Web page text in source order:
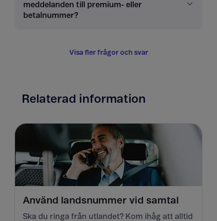
meddelanden till premium- eller
betalnummer?
Visa fler frågor och svar
Relaterad information
Använd landsnummer vid samtal
Ska du ringa från utlandet? Kom ihåg att alltid